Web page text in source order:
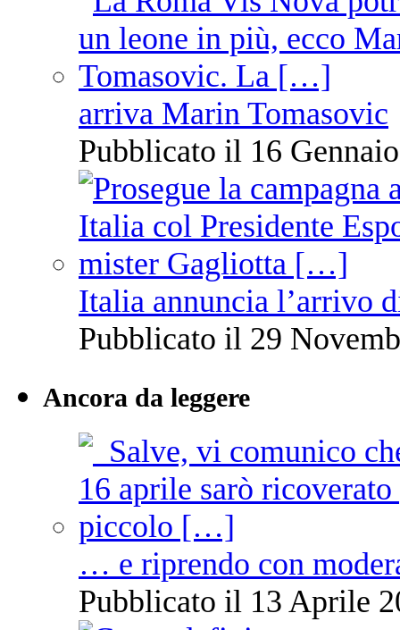
arriva Marin Tomasovic
Pubblicato il 16
Italia annuncia l’arrivo
Pubblicato il 29
Ancora da leggere
… e riprendo con
Pubblicato il 13 Aprile